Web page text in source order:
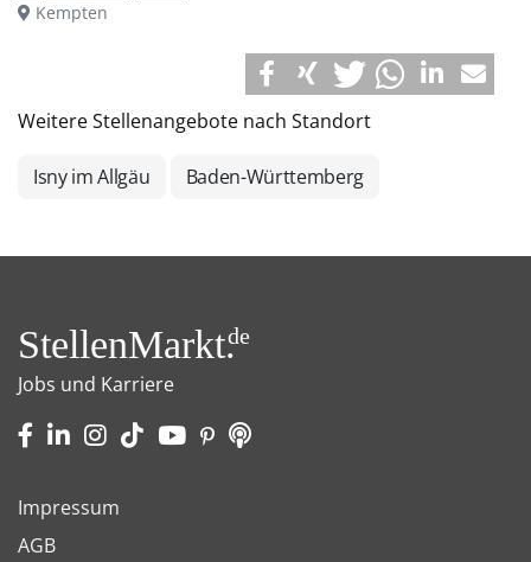
Kempten
Weitere Stellenangebote nach Standort
Isny im Allgäu Baden-Württemberg
StellenMarkt.de
Jobs und Karriere
Impressum
AGB